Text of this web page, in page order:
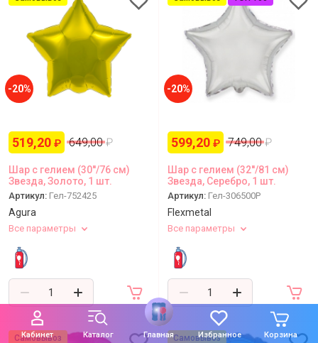
-20%
519,20 ₽ 649,00 ₽
Шар с гелием (30''/76 см)
Звезда, Золото, 1 шт.
Артикул: Гел-752425
Agura
Все параметры
-20%
599,20 ₽ 749,00 ₽
Шар с гелием (32''/81 см)
Звезда, Серебро, 1 шт.
Артикул: Гел-306500P
Flexmetal
Все параметры
Самовывоз Самовывоз
Кабинет Каталог Главная Избранное Корзина